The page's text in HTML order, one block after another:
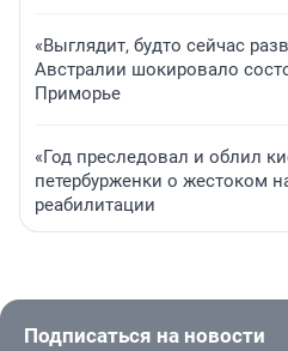
«Выглядит, будто сейчас
Австралии шокировало
Приморье
«Год преследовал и облил
петербурженки о жестоком
реабилитации
Подписаться на новости